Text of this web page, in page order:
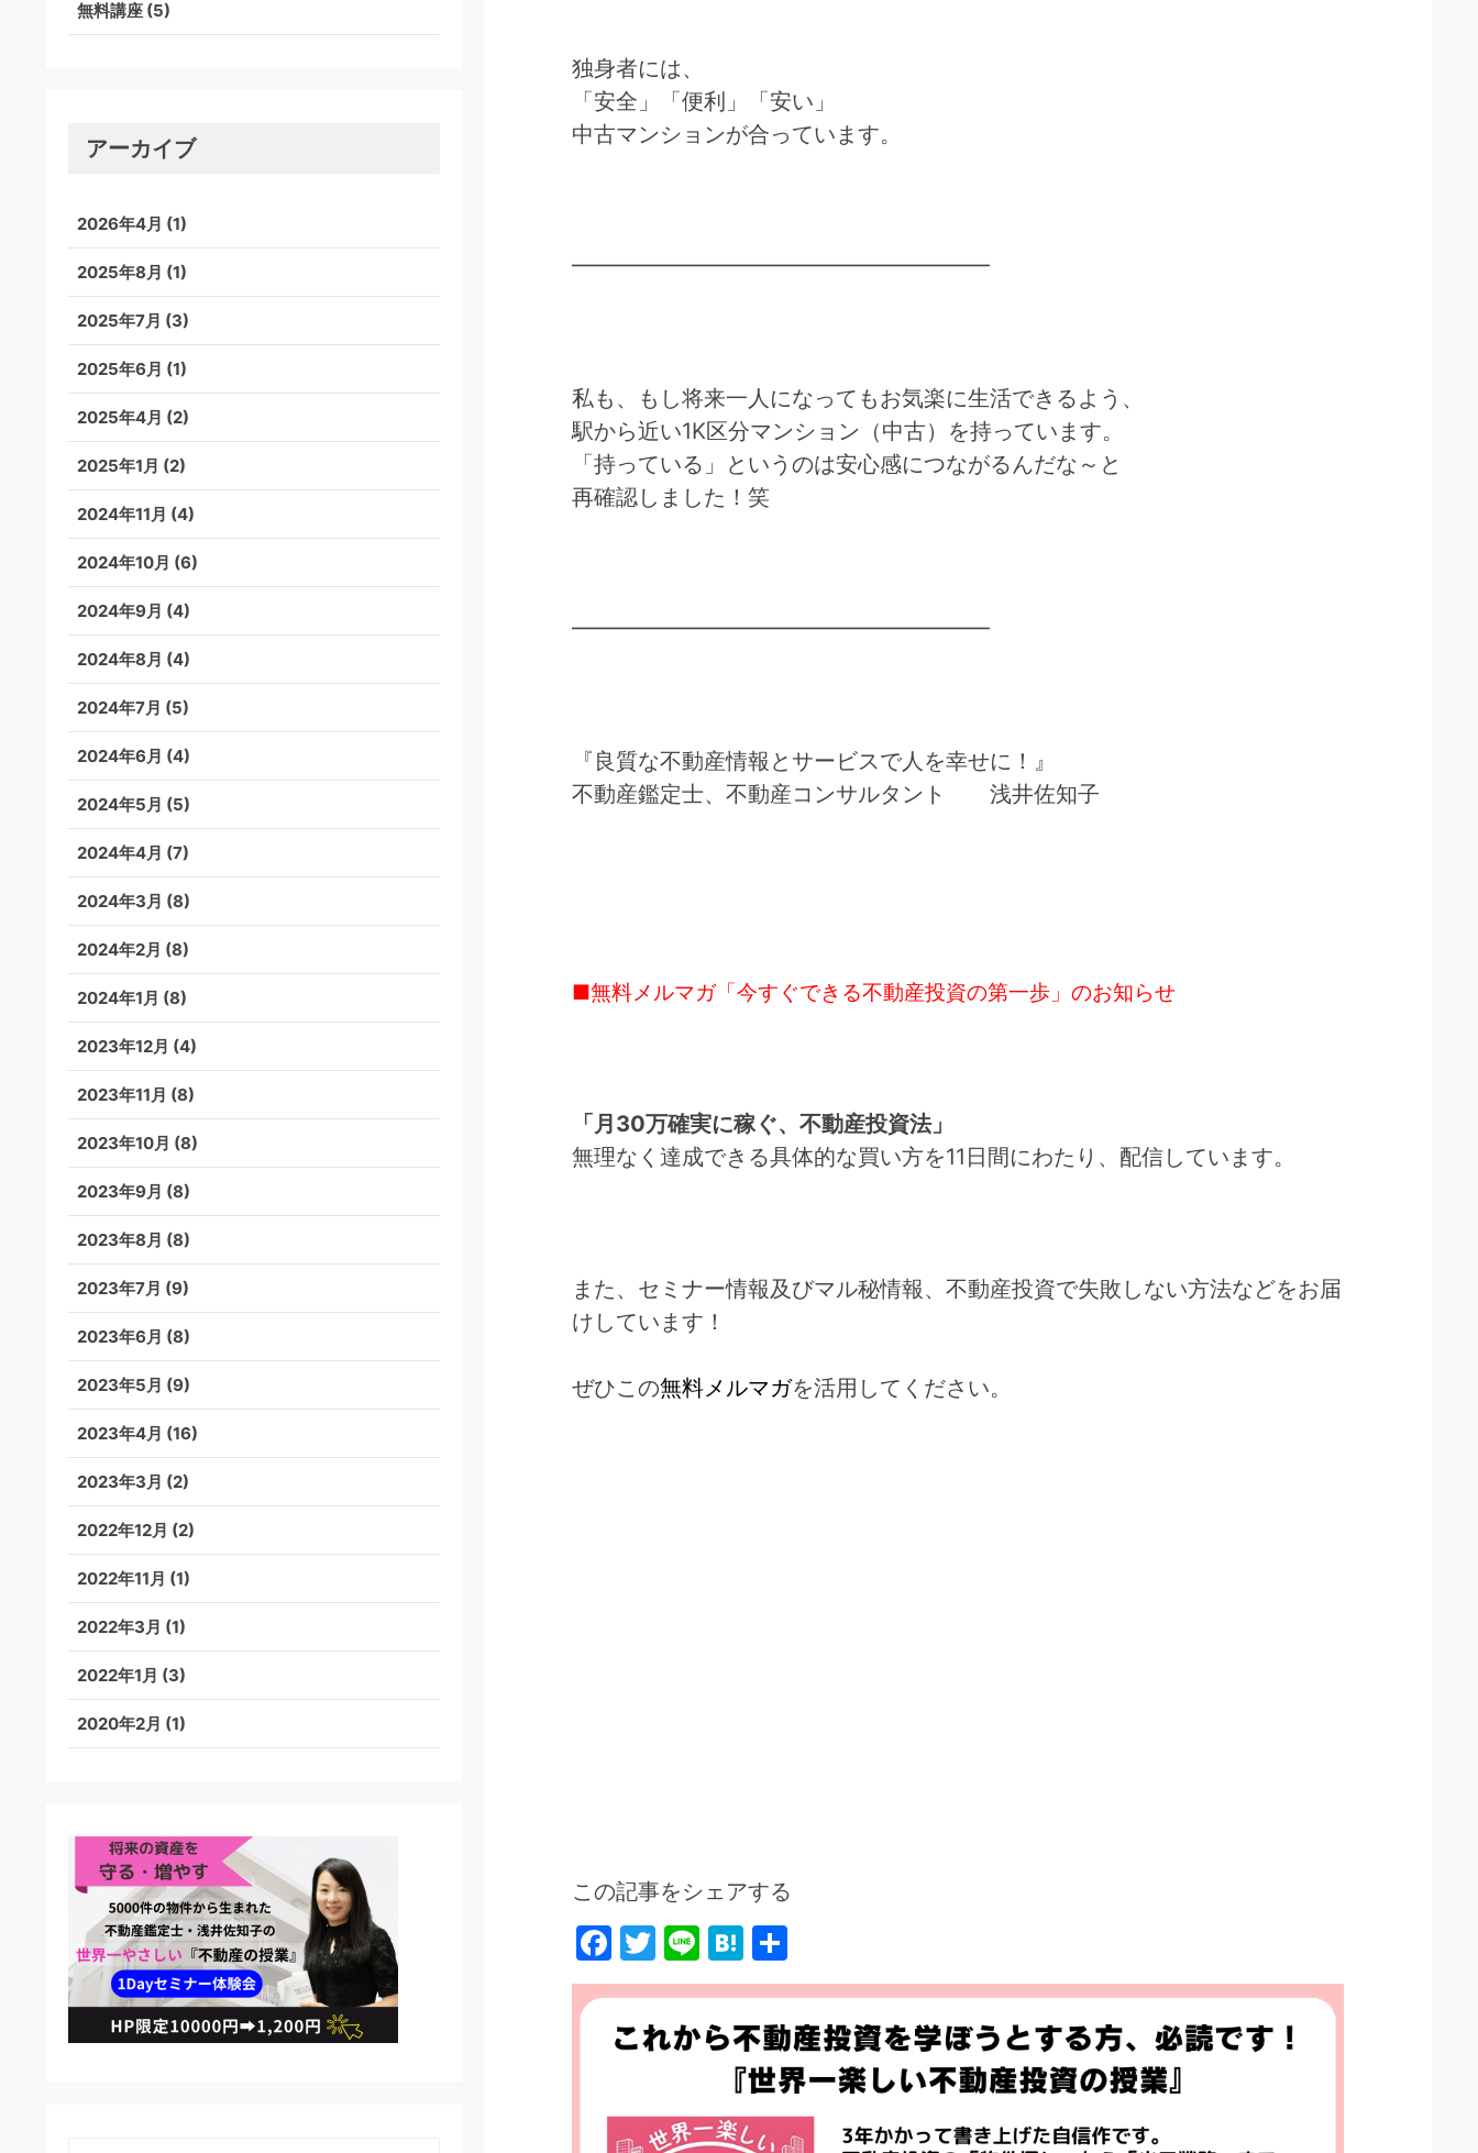
独身者には、
「安全」「便利」「安い」
中古マンションが合っています。
━━━━━━━━━━━━━━━━━━━
私も、もし将来一人になってもお気楽に生活できるよう、
駅から近い1K区分マンション（中古）を持っています。
「持っている」というのは安心感につながるんだな～と
再確認しました！笑
━━━━━━━━━━━━━━━━━━━
『良質な不動産情報とサービスで人を幸せに！』
不動産鑑定士、不動産コンサルタント 浅井佐知子
■無料メルマガ「今すぐできる不動産投資の第一歩」のお知らせ
「月30万確実に稼ぐ、不動産投資法」
無理なく達成できる具体的な買い方を11日間にわたり、配信しています。
また、セミナー情報及びマル秘情報、不動産投資で失敗しない方法などをお届
けしています！
ぜひこの無料メルマガを活用してください。
この記事をシェアする
F
a
c
e
o
T
w
itt
er
Li
n
e
H
at
e
n
a
有
無料講座(5)
アーカイブ
2026年4月 (1)
2025年8月 (1)
2025年7月 (3)
2025年6月 (1)
2025年4月 (2)
2025年1月 (2)
2024年11月 (4)
2024年10月 (6)
2024年9月 (4)
2024年8月 (4)
2024年7月 (5)
2024年6月 (4)
2024年5月 (5)
2024年4月 (7)
2024年3月 (8)
2024年2月 (8)
2024年1月 (8)
2023年12月 (4)
2023年11月 (8)
2023年10月 (8)
2023年9月 (8)
2023年8月 (8)
2023年7月 (9)
2023年6月 (8)
2023年5月 (9)
2023年4月 (16)
2023年3月 (2)
2022年12月 (2)
2022年11月 (1)
2022年3月 (1)
2022年1月 (3)
2020年2月 (1)